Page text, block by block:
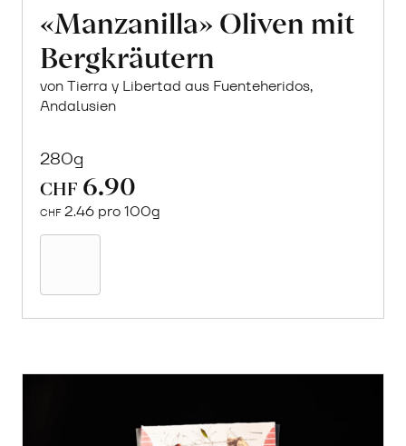
«Manzanilla» Oliven mit
Bergkräutern
von Tierra y Libertad aus Fuenteheridos,
Andalusien
280g
CHF 6.90
CHF 2.46 pro 100g